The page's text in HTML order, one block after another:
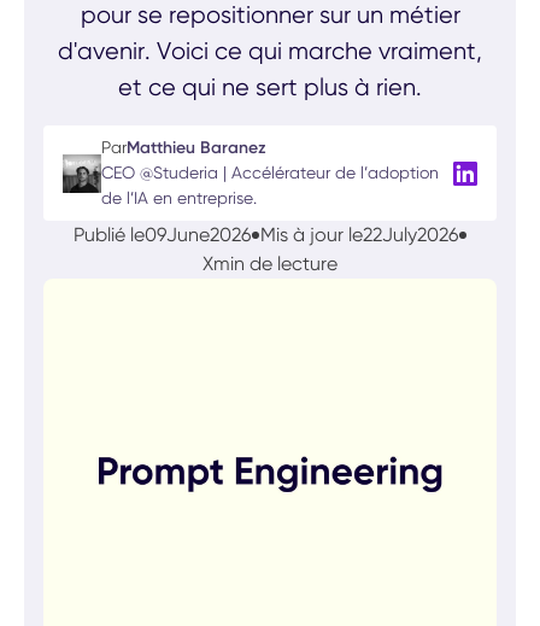
pour se repositionner sur un métier
d'avenir. Voici ce qui marche vraiment,
et ce qui ne sert plus à rien.
ParMatthieu Baranez
CEO @Studeria | Accélérateur de l’adoption
de l’IA en entreprise.
Publié le09June2026 Mis à jour le22July2026
Xmin de lecture